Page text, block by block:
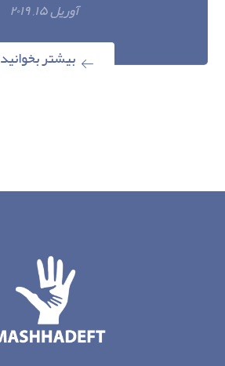
آوریل ۱۵, ۲۰۱۹
بیشتر بخوانید